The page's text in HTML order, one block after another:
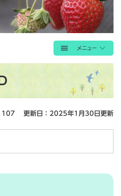
更新日：2025年1月30日更新